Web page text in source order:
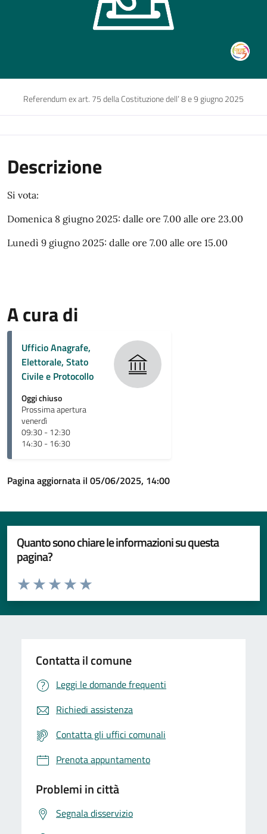
Referendum ex art. 75 della Costituzione dell’ 8 e 9 giugno 2025
Descrizione
Si vota:
Domenica 8 giugno 2025: dalle ore 7.00 alle ore 23.00
Lunedì 9 giugno 2025: dalle ore 7.00 alle ore 15.00
A cura di
Ufficio Anagrafe,
Elettorale, Stato
Civile e Protocollo
Oggi chiuso
Prossima apertura
venerdì
09:30 - 12:30
14:30 - 16:30
Pagina aggiornata il 05/06/2025, 14:00
Quanto sono chiare le informazioni su questa
pagina?
Valuta da 1 a 5 stelle la pagina
Valuta 5 stelle su 5
Valuta 4 stelle su 5
Valuta 3 stelle su 5
Valuta 2 stelle su 5
Valuta 1 stelle su 5
Contatta il comune
Leggi le domande frequenti
Richiedi assistenza
Contatta gli uffici comunali
Prenota appuntamento
Problemi in città
Segnala disservizio